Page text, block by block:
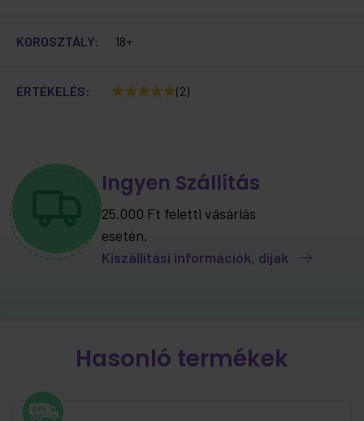
KOROSZTÁLY: 18+
ÉRTÉKELÉS: (2)
Ingyen Szállítás
25.000 Ft feletti vásárlás
esetén.
Kiszállítási információk, díjak
Hasonló termékek